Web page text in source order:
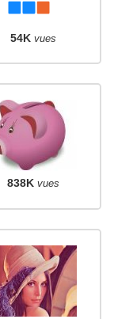
54K vues
838K vues